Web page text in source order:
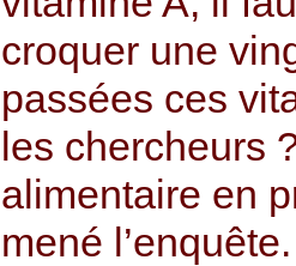
croquer une
passées ces
les chercheurs
alimentaire en
mené l’enquête.